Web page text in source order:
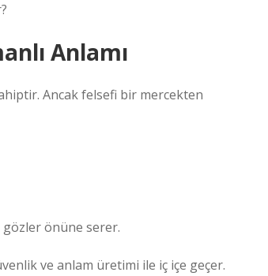
Anlamı
Ancak felsefi bir mercekten
gözler önüne serer.
ve anlam üretimi ile iç içe geçer.